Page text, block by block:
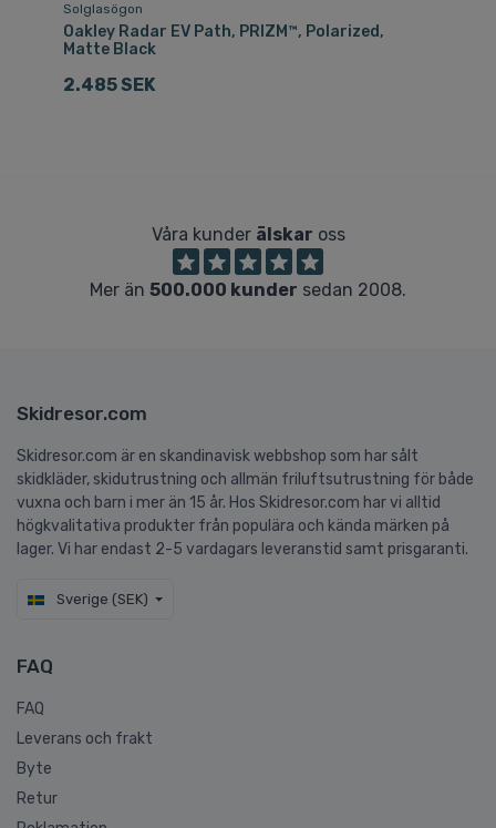
Solglasögon
Oakley Radar EV Path, PRIZM™, Polarized,
Matte Black
2.485 SEK
Våra kunder älskar oss
Mer än 500.000 kunder sedan 2008.
Skidresor.com
Skidresor.com är en skandinavisk webbshop som har sålt
skidkläder, skidutrustning och allmän friluftsutrustning för både
vuxna och barn i mer än 15 år. Hos Skidresor.com har vi alltid
högkvalitativa produkter från populära och kända märken på
lager. Vi har endast 2-5 vardagars leveranstid samt prisgaranti.
Sverige (SEK)
FAQ
FAQ
Leverans och frakt
Byte
Retur